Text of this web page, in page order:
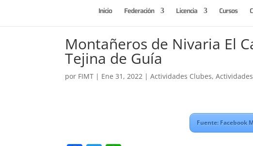
Inicio Federación Licencia Cursos
Montañeros de Nivaria El
Tejina de Guía
por FIMT | Ene 31, 2022 |Actividades Clubes,
Fuente: Facebook